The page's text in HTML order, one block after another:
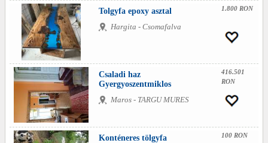
Tolgyfa epoxy asztal
Hargita - Csomafalva
1.800 RON
Csaladi haz
Gyergyoszentmiklos
Maros - TARGU MURES
416.501
RON
Konténeres tölgyfa
100 RON